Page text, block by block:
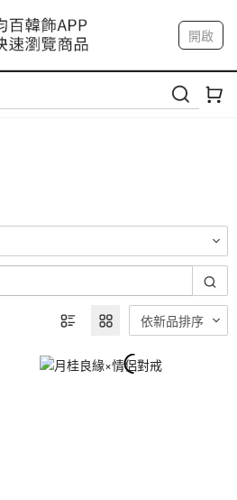
：9/4-9/6 淡水捷運站
9/12-9/13 八里海巡基地
22-8/23 桃園青埔置地廣場
開啟
我的帳戶
依新品排序